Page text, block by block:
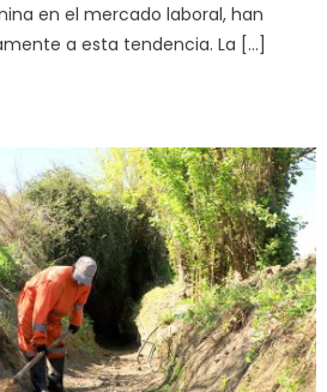
en el mercado laboral, han
a esta tendencia. La […]